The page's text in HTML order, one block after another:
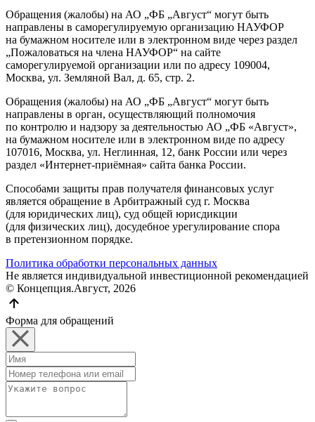
Обращения (жалобы) на АО „ФБ „Август“ могут быть
направлены в саморегулируемую организацию НАУФОР
на бумажном носителе или в электронном виде через раздел
„Пожаловаться на члена НАУФОР“ на сайте
саморегулируемой организации или по адресу 109004,
Москва, ул. Земляной Вал, д. 65, стр. 2.
Обращения (жалобы) на АО „ФБ „Август“ могут быть
направлены в орган, осуществляющий полномочия
по контролю и надзору за деятельностью АО „ФБ «Август»,
на бумажном носителе или в электронном виде по адресу
107016, Москва, ул. Неглинная, 12, банк России или через
раздел «Интернет-приёмная» сайта банка России.
Способами защиты прав получателя финансовых услуг
является обращение в Арбитражный суд г. Москва
(для юридических лиц), суд общей юрисдикции
(для физических лиц), досудебное урегулирование спора
в претензионном порядке.
Политика обработки персональных данных
Не является индивидуальной инвестиционной рекомендацией
© Концепция.Август, 2026
Форма для обращений